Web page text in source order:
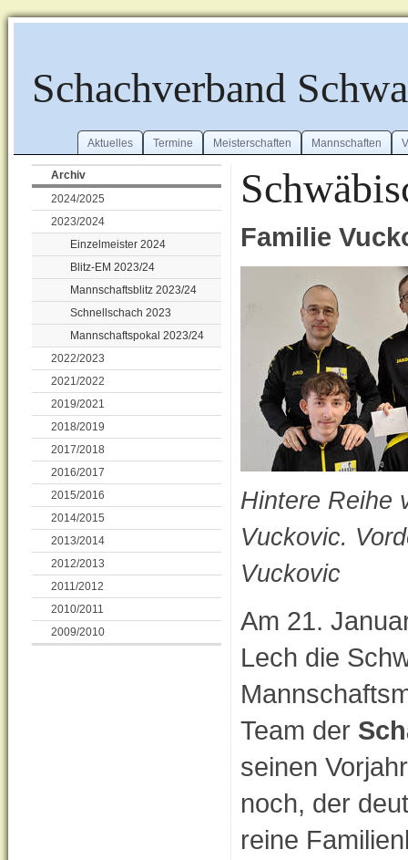
Schachverband
Aktuelles Termine Meisterschaften Mannschaften
Archiv
2024/2025
2023/2024
Einzelmeister 2024
Blitz-EM 2023/24
Mannschaftsblitz 2023/24
Schnellschach 2023
Mannschaftspokal 2023/24
2022/2023
2021/2022
2019/2021
2018/2019
2017/2018
2016/2017
2015/2016
2014/2015
2013/2014
2012/2013
2011/2012
2010/2011
2009/2010
Familie
Hintere Reihe
Vuckovic.
Vuckovic
Am 21.
Lech die
Team der
seinen
noch, der
reine